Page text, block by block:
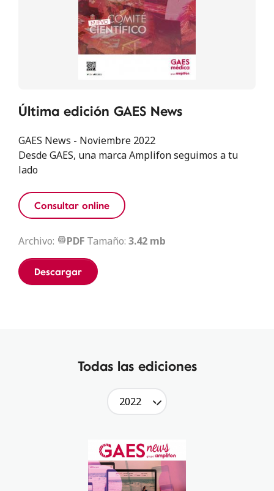
Última edición GAES News
GAES News - Noviembre 2022
Desde GAES, una marca Amplifon seguimos a tu
lado
Consultar online
Descargar
Archivo: PDF Tamaño: 3.42 mb
Todas las ediciones
2022